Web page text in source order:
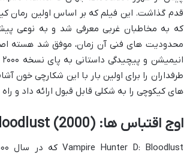
قدم گذاشت. این فیلم که بر اساس اولین رمان
طرفداران را برای اولین بار با این شکارچی خون
های کیکوچی را به شکلی قابل قبول ارائه داد و
اوج اقتباس ها: Vampire Hunter D: Bloodlust (2000)
Vampire Hunter D: Bloodlust که در سال ۲۰۰۰ به کارگردانی